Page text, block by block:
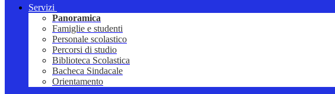
Servizi
Panoramica
Famiglie e studenti
Personale scolastico
Percorsi di studio
Biblioteca Scolastica
Bacheca Sindacale
Orientamento